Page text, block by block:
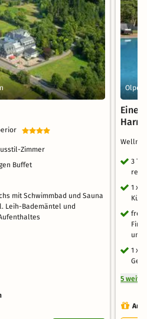
Zimmer
Buffet
mit Schwimmbad und Sauna
Leih-Bademäntel und
Olpe
Eine
3
1 x
und
1 x
5